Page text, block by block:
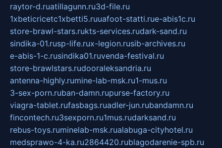
raytor-d.ruatillagunn.ru3d-file.ru
1xbeticricetc1xbetti5.ruuafoot-statti.rue-abis1c.ru
store-brawl-stars.rukts-services.rudark-sand.ru
sindika-01.rusp-life.rux-legion.rusib-archives.ru
e-abis-1-c.rusindika01.ruvenda-festival.ru
store-brawlstars.rudooraleksandria.ru
antenna-highly.rumine-lab-msk.ru1-mus.ru
3-sex-porn.ruban-damn.rupurse-factory.ru
viagra-tablet.rufasbags.ruadler-jun.rubandamn.ru
fincontech.ru3sexporn.ru1mus.rudarksand.ru
rebus-toys.ruminelab-msk.rualabuga-cityhotel.ru
medsprawo-4-ka.ru2864420.rublagodarenie-spb.ru